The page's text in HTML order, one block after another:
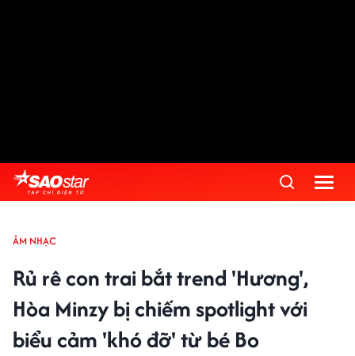
ÂM NHẠC
Rủ rê con trai bắt trend 'Hương',
Hòa Minzy bị chiếm spotlight với
biểu cảm 'khó đỡ' từ bé Bo